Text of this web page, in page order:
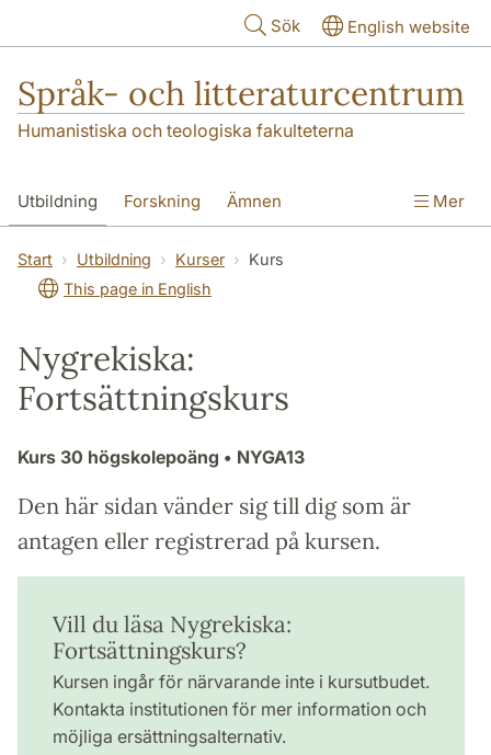
Sök English website
Språk- och litteraturcentrum
Humanistiska och teologiska fakulteterna
Utbildning Forskning Ämnen
SOL-husen Kontakt Institutionen
översättning till svenska
Mer
Start Utbildning Kurser
Kurs
This page in English
Nygrekiska:
Fortsättningskurs
Kurs 30 högskolepoäng • NYGA13
Den här sidan vänder sig till dig som är
antagen eller registrerad på kursen.
Vill du läsa Nygrekiska:
Fortsättningskurs?
Kursen ingår för närvarande inte i kursutbudet.
Kontakta institutionen för mer information och
möjliga ersättningsalternativ.